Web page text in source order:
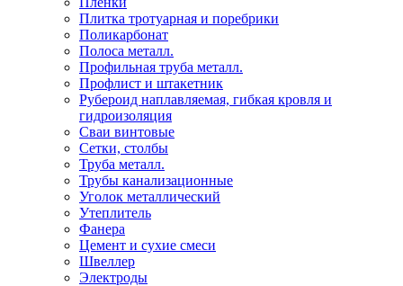
Плитка тротуарная и поребрики
Поликарбонат
Полоса металл.
Профильная труба металл.
Профлист и штакетник
Рубероид наплавляемая, гибкая кровля и
гидроизоляция
Сваи винтовые
Сетки, столбы
Труба металл.
Трубы канализационные
Уголок металлический
Утеплитель
Фанера
Цемент и сухие смеси
Швеллер
Электроды